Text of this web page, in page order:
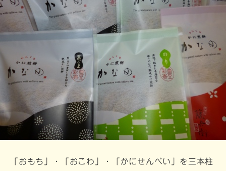
「おもち」・「おこわ」・「かにせんべい」を三本柱